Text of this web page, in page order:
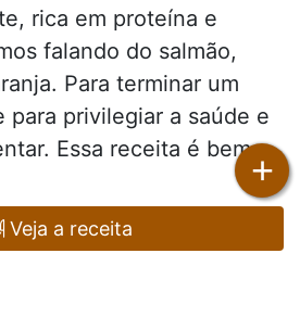
rica em proteína e
falando do salmão,
Para terminar um
para privilegiar a saúde e
Essa receita é bem
Veja a receita
+